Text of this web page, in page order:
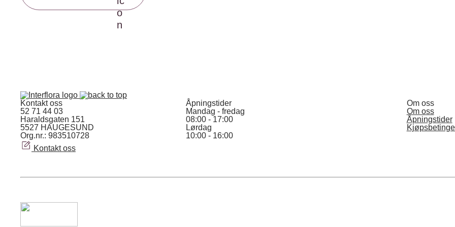
Kontakt oss
52 71 44 03
Haraldsgaten 151
5527 HAUGESUND
Org.nr.: 983510728
Kontakt oss
Åpningstider
Mandag - fredag
08:00 - 17:00
Lørdag
10:00 - 16:00
Om oss
Om oss
Åpningstider